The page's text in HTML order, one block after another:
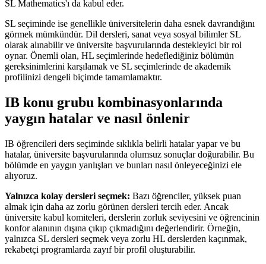
SL Mathematics'ı da kabul eder.
SL seçiminde ise genellikle üniversitelerin daha esnek davrandığını
görmek mümkündür. Dil dersleri, sanat veya sosyal bilimler SL
olarak alınabilir ve üniversite başvurularında destekleyici bir rol
oynar. Önemli olan, HL seçimlerinde hedeflediğiniz bölümün
gereksinimlerini karşılamak ve SL seçimlerinde de akademik
profilinizi dengeli biçimde tamamlamaktır.
IB konu grubu kombinasyonlarında
yaygın hatalar ve nasıl önlenir
IB öğrencileri ders seçiminde sıklıkla belirli hatalar yapar ve bu
hatalar, üniversite başvurularında olumsuz sonuçlar doğurabilir. Bu
bölümde en yaygın yanlışları ve bunları nasıl önleyeceğinizi ele
alıyoruz.
Yalnızca kolay dersleri seçmek: Bazı öğrenciler, yüksek puan
almak için daha az zorlu görünen dersleri tercih eder. Ancak
üniversite kabul komiteleri, derslerin zorluk seviyesini ve öğrencinin
konfor alanının dışına çıkıp çıkmadığını değerlendirir. Örneğin,
yalnızca SL dersleri seçmek veya zorlu HL derslerden kaçınmak,
rekabetçi programlarda zayıf bir profil oluşturabilir.